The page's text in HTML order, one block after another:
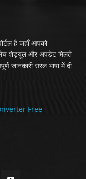
है जहाँ आपको
मैच शेड्यूल और अपडेट मिलते
जानकारी सरल भाषा में दी
Free